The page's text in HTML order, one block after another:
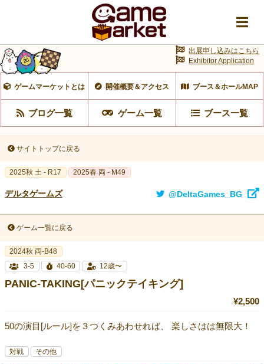
ゲームマーケットとは 開催概要＆アクセス ブース＆ホールMAP
ブログ一覧 ゲーム一覧 ブース一覧
出展申し込みはこちら
Exhibitor Application
サイトトップに戻る
2025秋 土 - R17 2025春 両 - M49
デルタゲームズ @DeltaGames_BG
ゲーム一覧に戻る
2024秋 両-B48
3-5
40-60 12歳〜
PANIC-TAKING[パニックテイキング]
¥2,500
50の演目[ルール]を３つくみあわせれば、 楽しさはは無限大！
対戦 その他